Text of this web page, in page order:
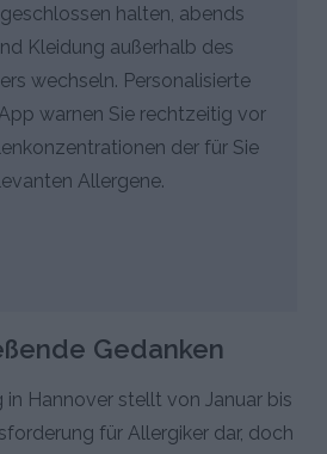
halten, abends
Kleidung außerhalb des
wechseln. Personalisierte
warnen Sie rechtzeitig vor
der für Sie
Allergene.
Gedanken
in Hannover stellt von Januar bis
für Allergiker dar, doch